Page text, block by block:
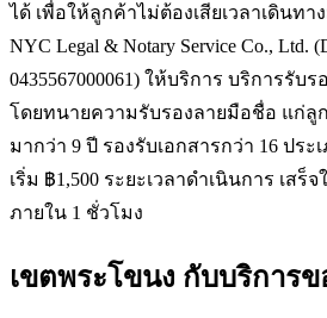
ได้ เพื่อให้ลูกค้าไม่ต้องเสียเวลาเดินท
NYC Legal & Notary Service Co., Ltd.
0435567000061) ให้บริการ บริการรับร
โดยทนายความรับรองลายมือชื่อ แก่ลู
มากว่า 9 ปี รองรับเอกสารกว่า 16 ประ
เริ่ม ฿1,500 ระยะเวลาดำเนินการ เสร็จ
ภายใน 1 ชั่วโมง
เขตพระโขนง กับบริการข